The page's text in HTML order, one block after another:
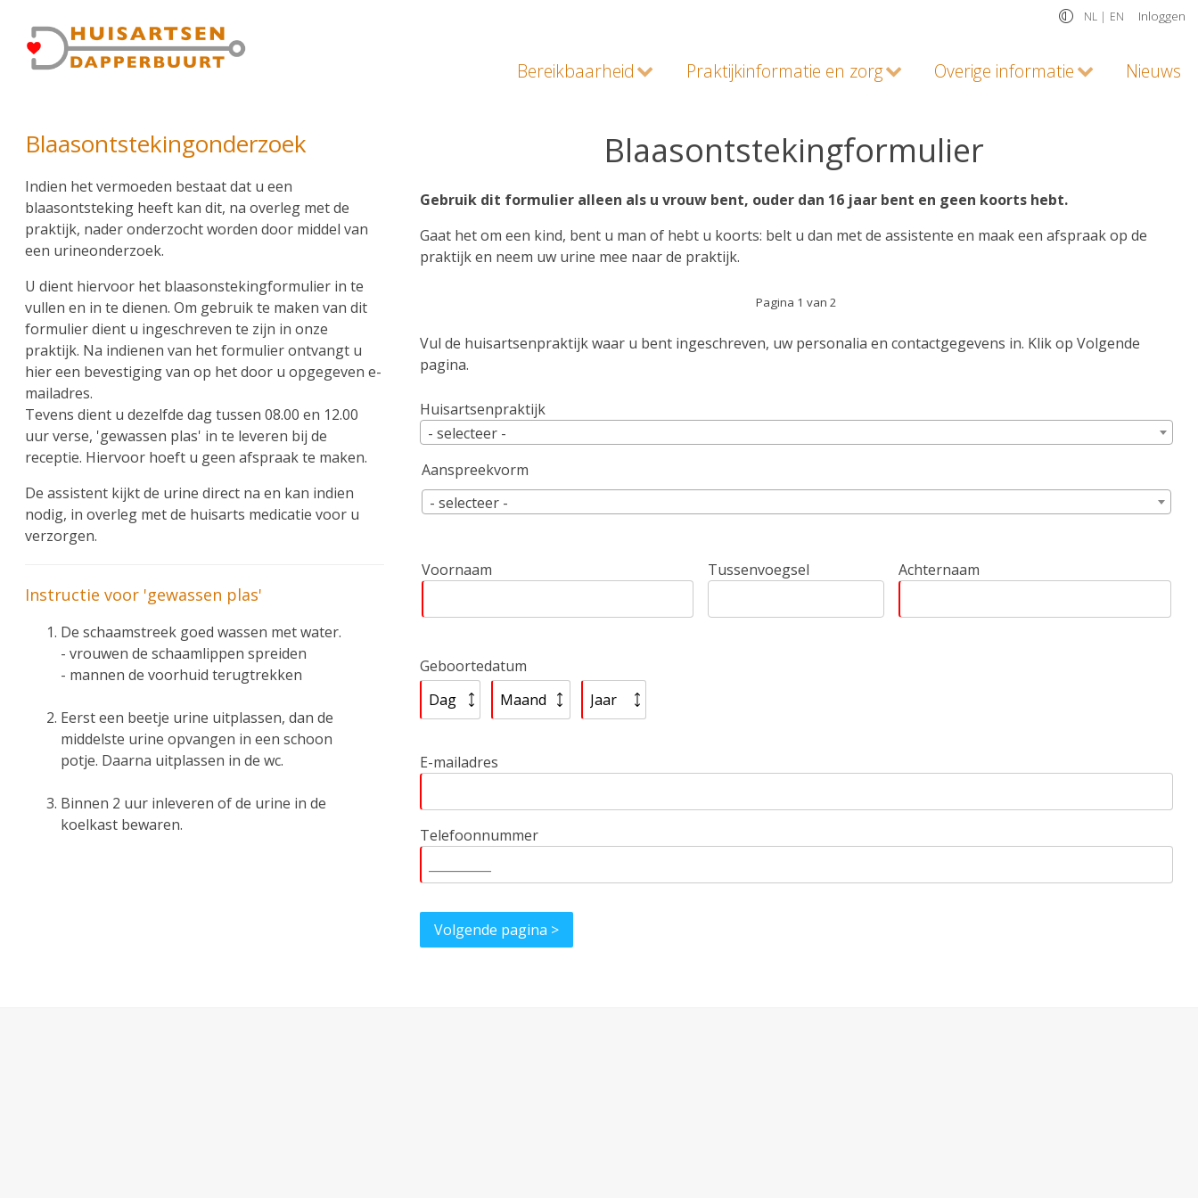
naar
Gebruikersmenu Inloggen
NL | EN
Bereikbaarheid Praktijkinformatie en zorg Overige informatie Nieuws
Blaasontstekingonderzoek
Indien het vermoeden bestaat dat u een
blaasontsteking heeft kan dit, na overleg met de
praktijk, nader onderzocht worden door middel van
een urineonderzoek.
U dient hiervoor het blaasonstekingformulier in te
vullen en in te dienen. Om gebruik te maken van dit
formulier dient u ingeschreven te zijn in onze
praktijk. Na indienen van het formulier ontvangt u
hier een bevestiging van op het door u opgegeven e-
mailadres.
Tevens dient u dezelfde dag tussen 08.00 en 12.00
uur verse, 'gewassen plas' in te leveren bij de
receptie. Hiervoor hoeft u geen afspraak te maken.
De assistent kijkt de urine direct na en kan indien
nodig, in overleg met de huisarts medicatie voor u
verzorgen.
Instructie voor 'gewassen plas'
De schaamstreek goed wassen met water.
- vrouwen de schaamlippen spreiden
- mannen de voorhuid terugtrekken
Eerst een beetje urine uitplassen, dan de
middelste urine opvangen in een schoon
potje. Daarna uitplassen in de wc.
Binnen 2 uur inleveren of de urine in de
koelkast bewaren.
Blaasontstekingformulier
Gebruik dit formulier alleen als u vrouw bent, ouder dan 16 jaar bent en geen koorts hebt.
Gaat het om een kind, bent u man of hebt u koorts: belt u dan met de assistente en maak een afspraak op de
praktijk en neem uw urine mee naar de praktijk.
Pagina 1 van 2
Vul de huisartsenpraktijk waar u bent ingeschreven, uw personalia en contactgegevens in. Klik op Volgende
pagina.
Huisartsenpraktijk
- selecteer -
Aanspreekvorm
Aanspreekvorm
- selecteer -
Personalia
Voornaam Tussenvoegsel Achternaam
Geboortedatum
Geboortedatum:Geboortedatum:Geboortedatum:
Jaar
E-mailadres
Telefoonnummer